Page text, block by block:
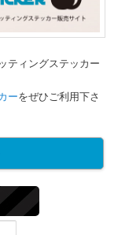
ティングステッカー
ーをぜひご利用下さ